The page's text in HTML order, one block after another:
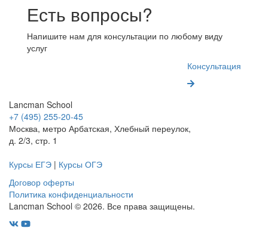
Есть вопросы?
Напишите нам для консультации по любому виду
услуг
Консультация
Lancman School
+7 (495) 255-20-45
Москва, метро Арбатская, Хлебный переулок,
д. 2/3, стр. 1
Курсы ЕГЭ | Курсы ОГЭ
Договор оферты
Политика конфиденциальности
Lancman School © 2026. Все права защищены.